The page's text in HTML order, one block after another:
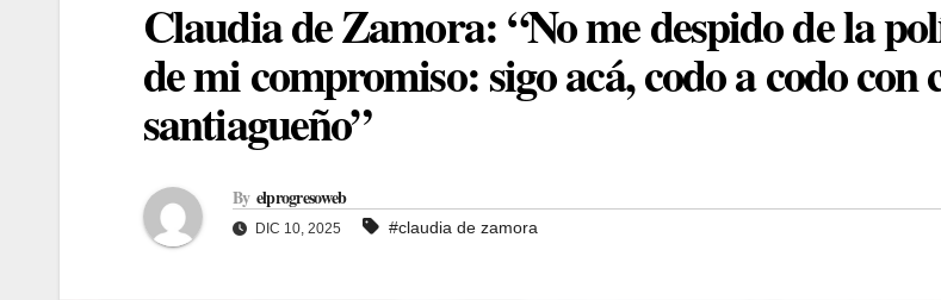
Claudia de Zamora: “No me despido de la
de mi compromiso: sigo acá, codo a codo con
santiagueño”
By elprogresoweb
DIC 10, 2025 #claudia de zamora